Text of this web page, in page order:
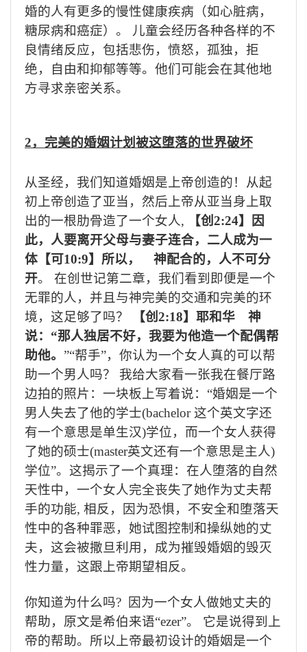
婚的人有更多的慢性健康疾病（如心脏病，
糖尿病和癌症）。
儿童会经历各种各样的不
良情绪反应，包括悲伤，愤怒，孤独，拒
绝，自由和抑郁等等。他们可能会在其他地
方寻求亲密关系。
2，完美的婚姻计划被这堕落的世界破坏
从圣经，我们知道婚姻是上帝创造的！从起
初上帝创造了亚当，然后上帝从亚当身上取
出的一根肋骨造了一个女人, 【创 2:24】因
此，人要离开父母与妻子连合，二人成为一
体【可10:9】所以， 神配合的，人不可分
开。 在创世记第二章，我们看到即便是一个
无罪的人，并且与神完美的交通和完美的环
境，这足够了吗？
【创 2:18】耶和华 神
说：“那人独居不好，我要为他造一个配偶帮
助他。 ”“帮手”，你认为一个女人真的可以帮
助一个男人吗？
我给大家看一张我在餐厅路
边拍的照片 ： 一块板上写着说：“婚姻是一个
男人失去了他的学士(bachelor 这个英文字还
有一个意思是单生汉)学位，而一个女人获得
了她的硕士(master英文还有一个意思是主人)
学位”。这揭示了一个真理：在人堕落的自然
天性中，一个女人完全丧失了她作为丈夫帮
手的功能, 相反，因为恐惧，不安全和堕落天
性中的各种罪恶，她试图控制和操纵她的丈
夫，这会被撒旦利用，成为摧毁婚姻的毁灭
性力量，这跟上帝期望相反。
你知道为什么吗?
因为一个女人做她丈夫的
帮助，原文是希伯来语“ezer”。 它是说得到上
帝的帮助。 所以上帝最初设计的婚姻是一个